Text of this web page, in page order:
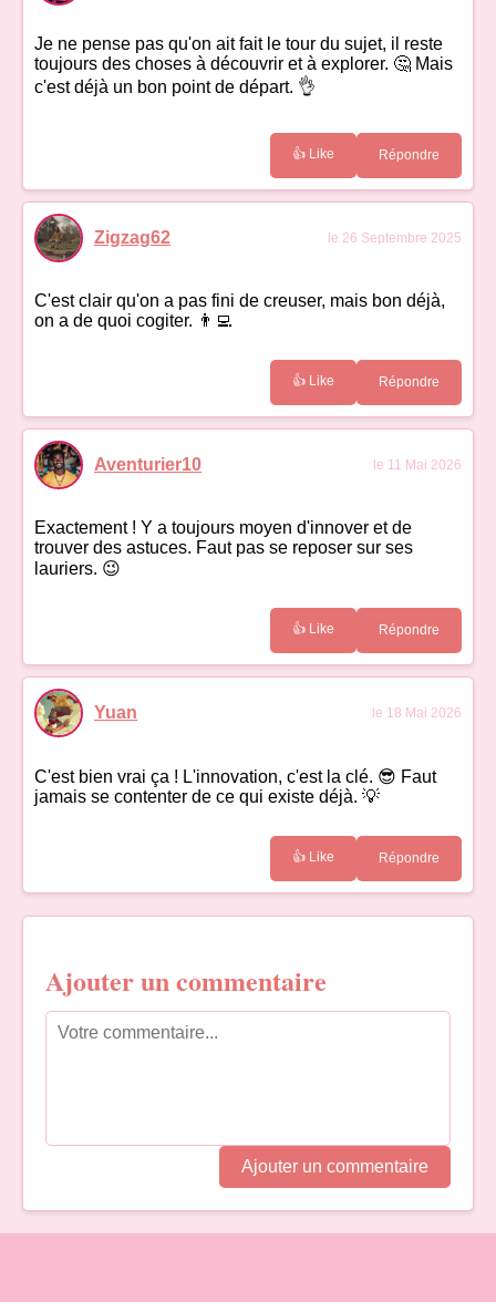
Je ne pense pas qu'on ait fait le tour du sujet, il reste
toujours des choses à découvrir et à explorer. 🤔 Mais
c'est déjà un bon point de départ. 👌
👍 Like Répondre
Zigzag62 le 26 Septembre 2025
C'est clair qu'on a pas fini de creuser, mais bon déjà,
on a de quoi cogiter. 👨‍💻
👍 Like Répondre
Aventurier10 le 11 Mai 2026
Exactement ! Y a toujours moyen d'innover et de
trouver des astuces. Faut pas se reposer sur ses
lauriers. 😉
👍 Like Répondre
Yuan le 18 Mai 2026
C'est bien vrai ça ! L'innovation, c'est la clé. 😎 Faut
jamais se contenter de ce qui existe déjà. 💡
👍 Like Répondre
Ajouter un commentaire
Ajouter un commentaire